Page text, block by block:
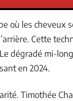
où les cheveux
Cette
dégradé mi-
en 2024.
Timothée